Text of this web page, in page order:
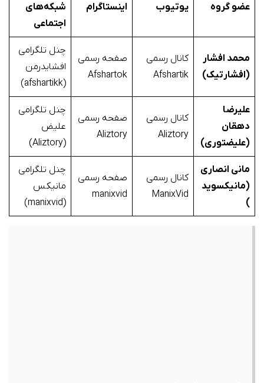
عضو گروه یوتیوب اینستاگرام
شبکه‌های
اجتماعی
محمد افشار
(افشارتیک)
کانال رسمی
Afshartik
صفحه رسمی
Afshartok
چنل تلگرامی
افشایدرمن
(afshartikk)
علیرضا
دهقان
(علیضتوری)
کانال رسمی
Aliztory
صفحه رسمی
Aliztory
چنل تلگرامی
علیض
(Aliztory)
مانی انصاری
(مانیکسوید
)
کانال رسمی
ManixVid
صفحه رسمی
manixvid
چنل تلگرامی
مانیکس
(manixvid)